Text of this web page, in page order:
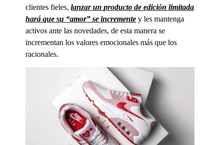
clientes fieles,lanzar un producto de edición limitada
hará que su “amor” se incremente y les mantenga
activos ante las novedades, de esta manera se
incrementan los valores emocionales más que los
racionales.